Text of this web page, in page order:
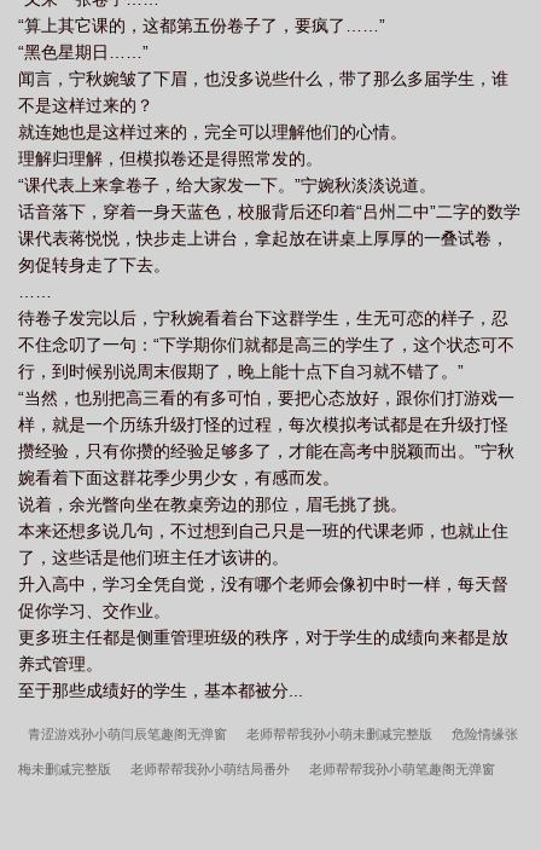
“算上其它课的，这都第五份卷子了，要疯了……”
“黑色星期日……”
闻言，宁秋婉皱了下眉，也没多说些什么，带了那么多届学生，谁
不是这样过来的？
就连她也是这样过来的，完全可以理解他们的心情。
理解归理解，但模拟卷还是得照常发的。
“课代表上来拿卷子，给大家发一下。”宁婉秋淡淡说道。
话音落下，穿着一身天蓝色，校服背后还印着“吕州二中”二字的数学
课代表蒋悦悦，快步走上讲台，拿起放在讲桌上厚厚的一叠试卷，
匆促转身走了下去。
待卷子发完以后，宁秋婉看着台下这群学生，生无可恋的样子，忍
不住念叨了一句：“下学期你们就都是高三的学生了，这个状态可不
行，到时候别说周末假期了，晚上能十点下自习就不错了。”
“当然，也别把高三看的有多可怕，要把心态放好，跟你们打游戏一
样，就是一个历练升级打怪的过程，每次模拟考试都是在升级打怪
攒经验，只有你攒的经验足够多了，才能在高考中脱颖而出。”宁秋
婉看着下面这群花季少男少女，有感而发。
说着，余光瞥向坐在教桌旁边的那位，眉毛挑了挑。
本来还想多说几句，不过想到自己只是一班的代课老师，也就止住
了，这些话是他们班主任才该讲的。
升入高中，学习全凭自觉，没有哪个老师会像初中时一样，每天督
促你学习、交作业。
更多班主任都是侧重管理班级的秩序，对于学生的成绩向来都是放
养式管理。
至于那些成绩好的学生，基本都被分...
青涩游戏孙小萌闫辰笔趣阁无弹窗 老师帮帮我孙小萌未删减完整版 危险情缘张
梅未删减完整版 老师帮帮我孙小萌结局番外 老师帮帮我孙小萌笔趣阁无弹窗